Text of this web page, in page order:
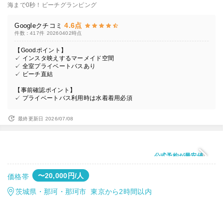
海まで0秒！ビーチグランピング
Googleクチコミ 4.6点
件数：417件 20260402時点
【Goodポイント】
✓ インスタ映えするマーメイド空間
✓ 全室プライベートバスあり
✓ ビーチ直結
【事前確認ポイント】
✓ プライベートバス利用時は水着着用必須
最終更新日 2026/07/08
公式予約が最安値
価格帯 〜20,000円/人
茨城県・那珂・那珂市 東京から2時間以内